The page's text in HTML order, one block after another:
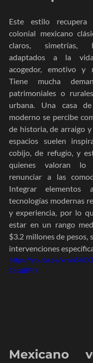
Este estilo
colonial mexicano
claros, simetrías,
adaptados a la
acogedor, emotivo y
Tiene mucha
patrimoniales o
urbana. Una casa
moderno se percibe
de historia, de arraigo
espacios suelen
cobijo, de refugio, y
quienes valoran lo
renunciar a las
Integrar elementos
tecnologías modernas
y experiencia, por lo
estar en un rango
$3.2 millones de pesos,
intervenciones
https://youtu.be/
OisqBPfz
Mexicano